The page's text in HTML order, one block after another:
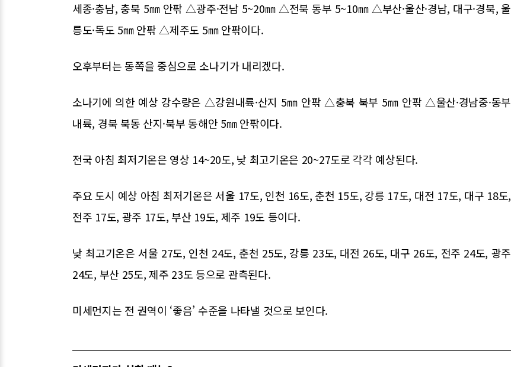
세종·충남, 충북 5㎜ 안팎 △광주·전남 5~20㎜ △전북 동부 5~10㎜ △부산·울산·경남, 대구·경북, 울
릉도·독도 5㎜ 안팎 △제주도 5㎜ 안팎이다.
오후부터는 동쪽을 중심으로 소나기가 내리겠다.
소나기에 의한 예상 강수량은 △강원내륙·산지 5㎜ 안팎 △충북 북부 5㎜ 안팎 △울산·경남중·동부
내륙, 경북 북동 산지·북부 동해안 5㎜ 안팎이다.
전국 아침 최저기온은 영상 14~20도, 낮 최고기온은 20~27도로 각각 예상된다.
주요 도시 예상 아침 최저기온은 서울 17도, 인천 16도, 춘천 15도, 강릉 17도, 대전 17도, 대구 18도,
전주 17도, 광주 17도, 부산 19도, 제주 19도 등이다.
낮 최고기온은 서울 27도, 인천 24도, 춘천 25도, 강릉 23도, 대전 26도, 대구 26도, 전주 24도, 광주
24도, 부산 25도, 제주 23도 등으로 관측된다.
미세먼지는 전 권역이 ‘좋음’ 수준을 나타낼 것으로 보인다.